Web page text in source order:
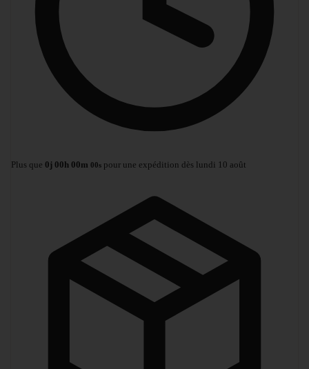
Plus que 0j 00h 00m 00s pour une expédition dès lundi 10 août